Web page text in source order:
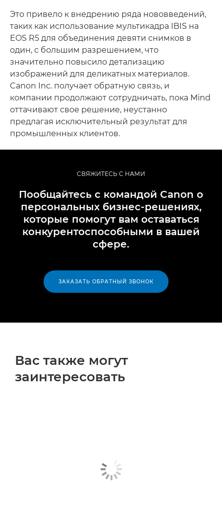
Это привело к внедрению ряда нововведений,
таких как использование мультикадра IBIS на
EOS R5 для объединения девяти снимков в
один, с большим разрешением, что
значительно повысило детализацию
изображений для деликатных материалов.
Canon Inc. получает обратную связь, и
компании продолжают сотрудничать, пока Mind
оттачивают свое решение, неустанно
предлагая исключительный результат для
промышленных клиентов.
СВЯЖИТЕСЬ С НАМИ
Пообщайтесь с командой Canon о
персональных бизнес-решениях,
которые помогут вам оставаться
конкурентоспособными в вашей
сфере.
ЗАКАЗАТЬ ОБРАТНЫЙ ЗВОНОК
Вас также могут
заинтересовать